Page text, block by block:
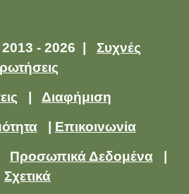
- 2026 | Συχνές
Διαφήμιση
| Επικοινωνία
Προσωπικά Δεδομένα|
Σχετικά